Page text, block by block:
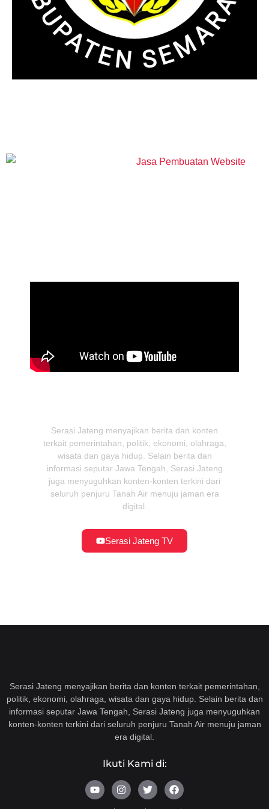
Serasi Jateng menyajikan berita dan konten
terkait pemerintahan, politik, ekonomi, olahraga,
wisata dan gaya hidup. Selain berita dan
informasi seputar Jawa Tengah, Serasi Jateng
juga menyuguhkan konten-konten terkini dari
seluruh penjuru Tanah Air menuju jaman era
digital.
Serasi Jateng TV
Serasi Jateng menyajikan berita dan konten terkait pemerintahan,
politik, ekonomi, olahraga, wisata dan gaya hidup. Selain berita dan
informasi seputar Jawa Tengah, Serasi Jateng juga menyuguhkan
konten-konten terkini dari seluruh penjuru Tanah Air menuju jaman
era digital.
Ikuti Kami di:
Y
o
I
n
T
w
F
a